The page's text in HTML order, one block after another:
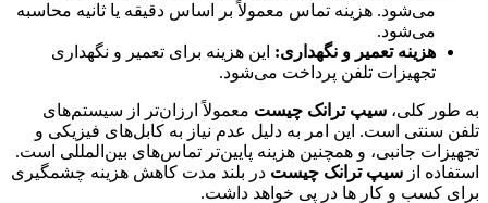
می‌شود. هزینه تماس معمولاً بر اساس دقیقه یا ثانیه محاسبه
می‌شود.
هزینه تعمیر و نگهداری: این هزینه برای تعمیر و نگهداری
تجهیزات تلفن پرداخت می‌شود.
به طور کلی، سیپ ترانک چیست معمولاً ارزان‌تر از سیستم‌های
تلفن سنتی است. این امر به دلیل عدم نیاز به کابل‌های فیزیکی و
تجهیزات جانبی، و همچنین هزینه پایین‌تر تماس‌های بین‌المللی است.
استفاده از سیپ ترانک چیست در بلند مدت کاهش هزینه چشمگیری
برای کسب و کار ها در پی خواهد داشت.